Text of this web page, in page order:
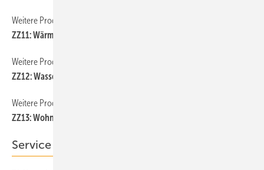
Weitere Produkt-Meldungen
ZZ11: Wärmepumpe
Weitere Produkt-Meldungen
ZZ12: Wasseraufbereitung und Trinkwasserhygiene
Weitere Produkt-Meldungen
ZZ13: Wohnungslüftung
Service